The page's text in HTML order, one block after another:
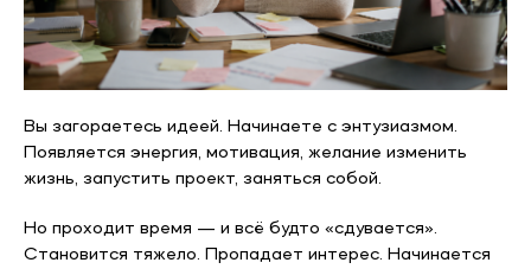
Вы загораетесь идеей. Начинаете с энтузиазмом.
Появляется энергия, мотивация, желание изменить
жизнь, запустить проект, заняться собой.
Но проходит время — и всё будто «сдувается».
Становится тяжело. Пропадает интерес. Начинается